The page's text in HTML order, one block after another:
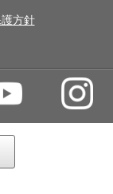
方針